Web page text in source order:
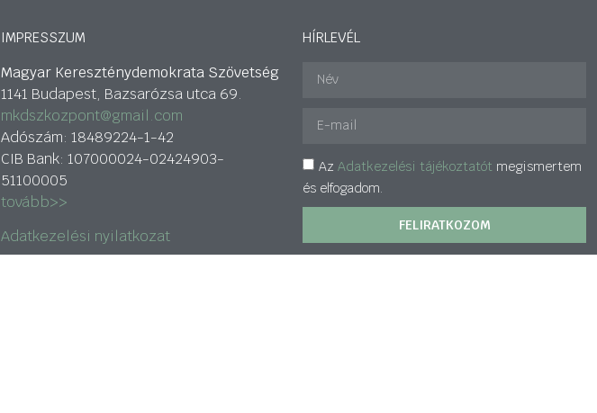
IMPRESSZUM
Magyar Kereszténydemokrata Szövetség
1141 Budapest, Bazsarózsa utca 69.
mkdszkozpont@gmail.com
Adószám: 18489224-1-42
CIB Bank: 107000024-02424903-
51100005
tovább>>
Adatkezelési nyilatkozat
HÍRLEVÉL
Az Adatkezelési tájékoztatót megismertem
és elfogadom.
FELIRATKOZOM